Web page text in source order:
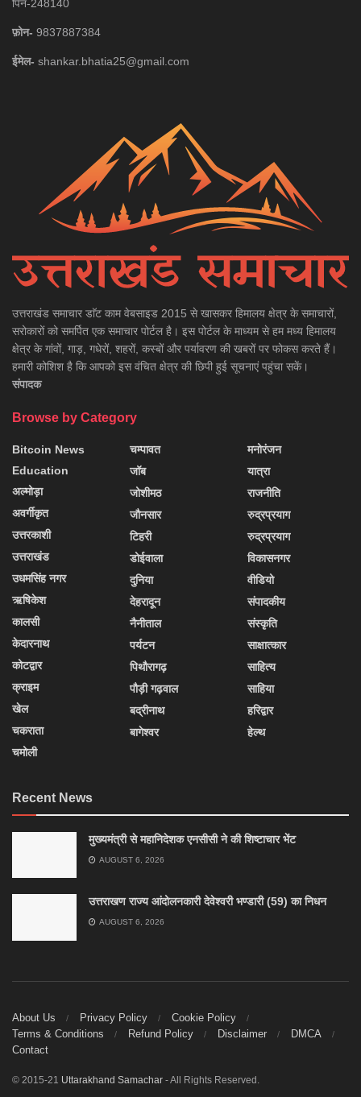
पिन-248140
फ़ोन- 9837887384
ईमेल- shankar.bhatia25@gmail.com
उत्तराखंड समाचार डाॅट काम वेबसाइड 2015 से खासकर हिमालय क्षेत्र के समाचारों,
सरोकारों को समर्पित एक समाचार पोर्टल है। इस पोर्टल के माध्यम से हम मध्य हिमालय
क्षेत्र के गांवों, गाड़, गधेरों, शहरों, कस्बों और पर्यावरण की खबरों पर फोकस करते हैं।
हमारी कोशिश है कि आपको इस वंचित क्षेत्र की छिपी हुई सूचनाएं पहुंचा सकें।
संपादक
Browse by Category
Bitcoin News
Education
अल्मोड़ा
अवर्गीकृत
उत्तरकाशी
उत्तराखंड
उधमसिंह नगर
ऋषिकेश
कालसी
केदारनाथ
कोटद्वार
क्राइम
खेल
चकराता
चमोली
चम्पावत
जॉब
जोशीमठ
जौनसार
टिहरी
डोईवाला
दुनिया
देहरादून
नैनीताल
पर्यटन
पिथौरागढ़
पौड़ी गढ़वाल
बद्रीनाथ
बागेश्वर
मनोरंजन
यात्रा
राजनीति
रुद्रप्रयाग
रुद्रप्रयाग
विकासनगर
वीडियो
संपादकीय
संस्कृति
साक्षात्कार
साहित्य
साहिया
हरिद्वार
हेल्थ
Recent News
मुख्यमंत्री से महानिदेशक एनसीसी ने की शिष्टाचार भेंट
AUGUST 6, 2026
उत्तराखण राज्य आंदोलनकारी देवेश्वरी भण्डारी (59) का निधन
AUGUST 6, 2026
About Us Privacy Policy
Cookie Policy
Terms & Conditions
Refund Policy Disclaimer
DMCA
Contact
© 2015-21 Uttarakhand Samachar - All Rights Reserved.